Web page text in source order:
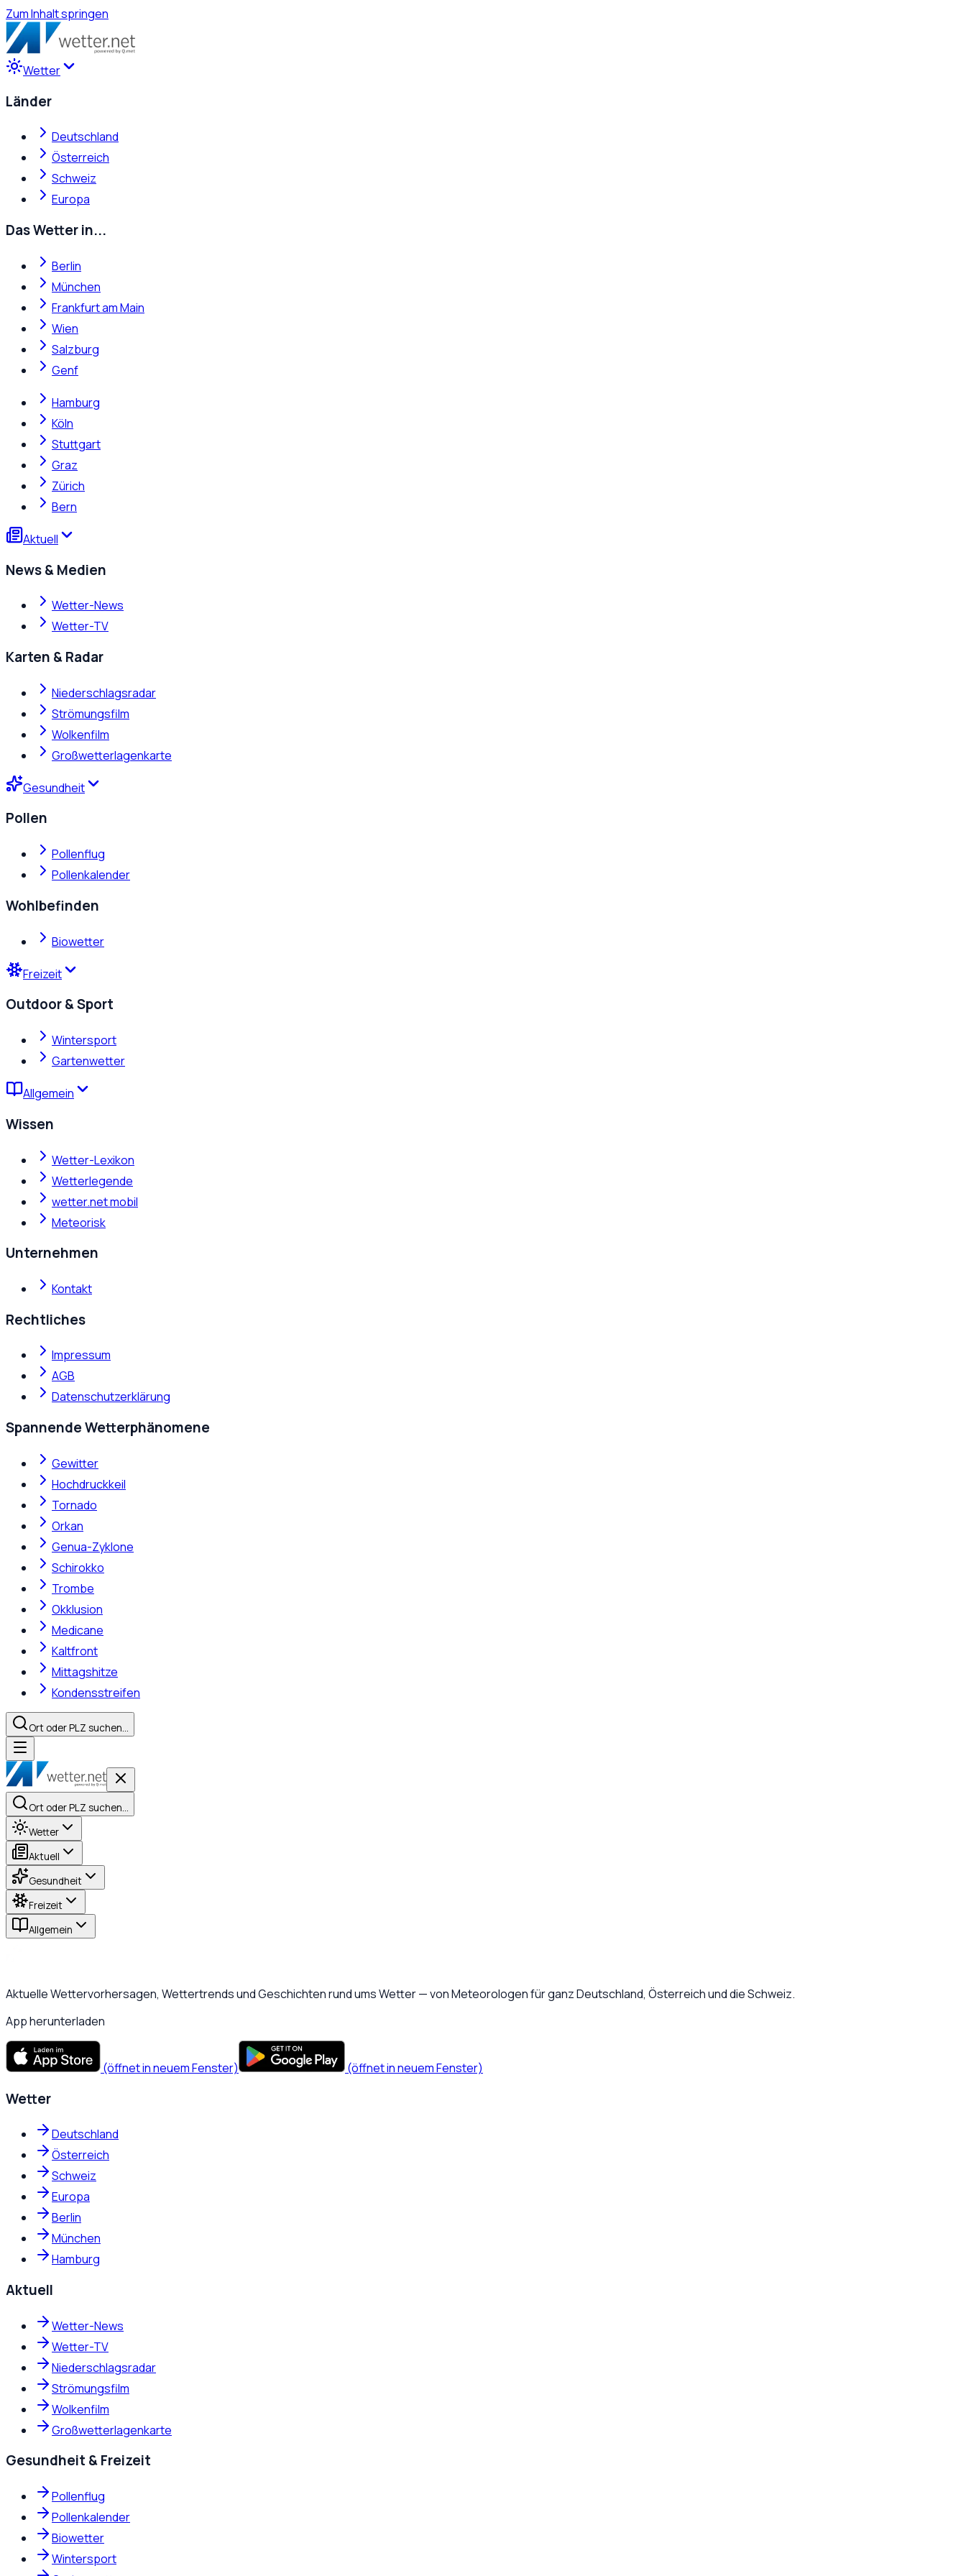
Zum Inhalt springen
Wetter
Länder
Deutschland
Österreich
Schweiz
Europa
Das Wetter in...
Berlin
München
Frankfurt am Main
Wien
Salzburg
Genf
Hamburg
Köln
Stuttgart
Graz
Zürich
Bern
Aktuell
News & Medien
Wetter-News
Wetter-TV
Karten & Radar
Niederschlagsradar
Strömungsfilm
Wolkenfilm
Großwetterlagenkarte
Gesundheit
Pollen
Pollenflug
Pollenkalender
Wohlbefinden
Biowetter
Freizeit
Outdoor & Sport
Wintersport
Gartenwetter
Allgemein
Wissen
Wetter-Lexikon
Wetterlegende
wetter.net mobil
Meteorisk
Unternehmen
Kontakt
Rechtliches
Impressum
AGB
Datenschutzerklärung
Spannende Wetterphänomene
Gewitter
Hochdruckkeil
Tornado
Orkan
Genua-Zyklone
Schirokko
Trombe
Okklusion
Medicane
Kaltfront
Mittagshitze
Kondensstreifen
Ort oder PLZ suchen…
Ort oder PLZ suchen…
Wetter
Aktuell
Gesundheit
Freizeit
Allgemein
Aktuelle Wettervorhersagen, Wettertrends und Geschichten rund ums Wetter — von Meteorologen für ganz Deutschland, Österreich und die Schweiz.
App herunterladen
(öffnet in neuem Fenster) (öffnet in neuem Fenster)
Wetter
Deutschland
Österreich
Schweiz
Europa
Berlin
München
Hamburg
Aktuell
Wetter-News
Wetter-TV
Niederschlagsradar
Strömungsfilm
Wolkenfilm
Großwetterlagenkarte
Gesundheit & Freizeit
Pollenflug
Pollenkalender
Biowetter
Wintersport